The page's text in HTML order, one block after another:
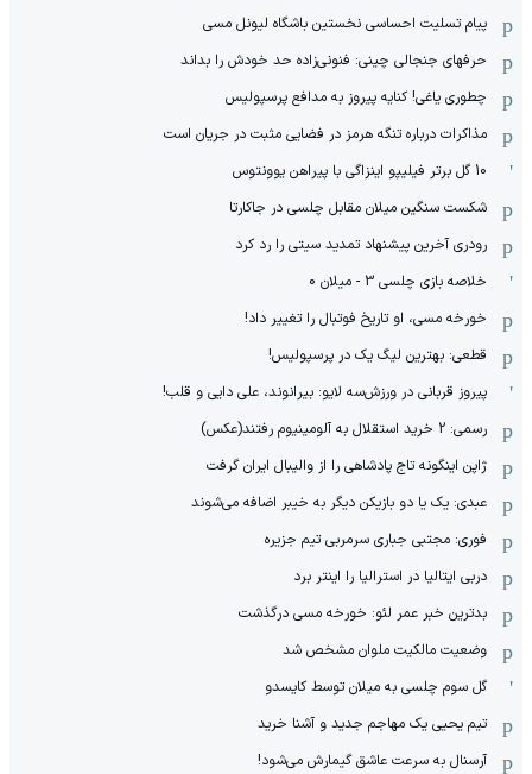
پیام تسلیت احساسی نخستین باشگاه لیونل مسی
حرفهای جنجالی چینی: فنونی‌زاده حد خودش را بداند
چطوری یاغی! کنایه پیروز به مدافع پرسپولیس
مذاکرات درباره تنگه هرمز در فضایی مثبت در جریان است
10 گل برتر فیلیپو اینزاگی با پیراهن یوونتوس
شکست سنگین میلان مقابل چلسی در جاکارتا
رودری آخرین پیشنهاد تمدید سیتی را رد کرد
خلاصه بازی چلسی 3 - میلان 0
خورخه مسی، او تاریخ فوتبال را تغییر داد!
قطعی: بهترین لیگ یک در پرسپولیس!
پیروز قربانی در ورزش‌سه لایو: بیرانوند، علی دایی و قلب!
رسمی: 2 خرید استقلال به آلومینیوم رفتند(عکس)
ژاپن اینگونه تاج پادشاهی را از والیبال ایران گرفت
عبدی: یک یا دو بازیکن دیگر به خیبر اضافه می‌شوند
فوری: مجتبی جباری سرمربی تیم جزیره
دربی ایتالیا در استرالیا را اینتر برد
بدترین خبر عمر لئو: خورخه مسی درگذشت
وضعیت مالکیت ملوان مشخص شد
گل سوم چلسی به میلان توسط کایسدو
تیم یحیی یک مهاجم جدید و آشنا خرید
آرسنال به سرعت عاشق گیمارش می‌شود!